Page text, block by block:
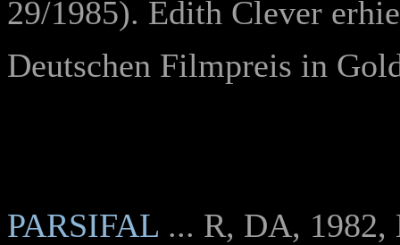
29/1985). Edith Clever
Deutschen Filmpreis in
PARSIFAL ... R, DA,